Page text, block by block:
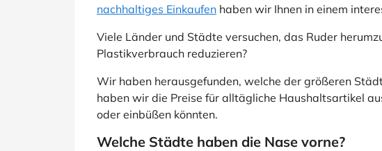
nachhaltiges Einkaufen haben wir Ihnen in einem
Viele Länder und Städte versuchen, das Ruder
Plastikverbrauch reduzieren?
Wir haben herausgefunden, welche der größeren
haben wir die Preise für alltägliche Haushaltsartikel
oder einbüßen könnten.
Welche Städte haben die Nase vorne?